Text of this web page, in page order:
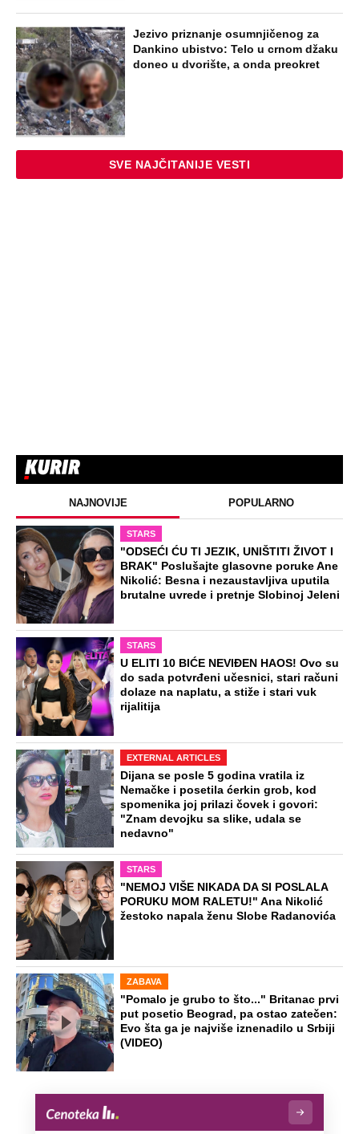
Jezivo priznanje osumnjičenog za
Dankino ubistvo: Telo u crnom džaku
doneo u dvorište, a onda preokret
SVE NAJČITANIJE VESTI
NAJNOVIJE POPULARNO
STARS
"ODSEĆI ĆU TI JEZIK, UNIŠTITI ŽIVOT I
BRAK" Poslušajte glasovne poruke Ane
Nikolić: Besna i nezaustavljiva uputila
brutalne uvrede i pretnje Slobinoj Jeleni
STARS
U ELITI 10 BIĆE NEVIĐEN HAOS! Ovo su
do sada potvrđeni učesnici, stari računi
dolaze na naplatu, a stiže i stari vuk
rijalitija
EXTERNAL ARTICLES
Dijana se posle 5 godina vratila iz
Nemačke i posetila ćerkin grob, kod
spomenika joj prilazi čovek i govori:
"Znam devojku sa slike, udala se
nedavno"
STARS
"NEMOJ VIŠE NIKADA DA SI POSLALA
PORUKU MOM RALETU!" Ana Nikolić
žestoko napala ženu Slobe Radanovića
ZABAVA
"Pomalo je grubo to što..." Britanac prvi
put posetio Beograd, pa ostao zatečen:
Evo šta ga je najviše iznenadilo u Srbiji
(VIDEO)